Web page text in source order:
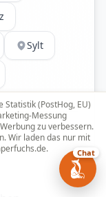
Sylt
(PostHog, EU)
Messung
zu verbessern.
Wir laden das nur mit
Chat